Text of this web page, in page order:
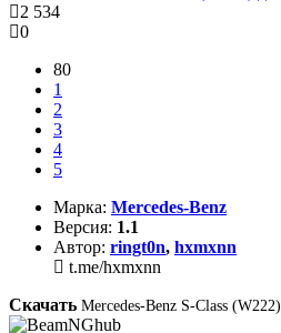
2 534
0
80
1
2
3
4
5
Марка: Mercedes-Benz
Версия: 1.1
Автор: ringt0n, hxmxnn
t.me/hxmxnn
Скачать Mercedes-Benz S-Class (W222)